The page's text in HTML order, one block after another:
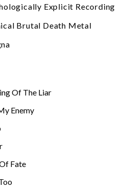
Explicit Recording
Brutal Death Metal
Of The Liar
Enemy
Fate